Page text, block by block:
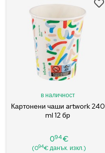
в наличност
Картонени чаши artwork 240
ml 12 бр
Цена
094€
(094€ данък. изкл.)